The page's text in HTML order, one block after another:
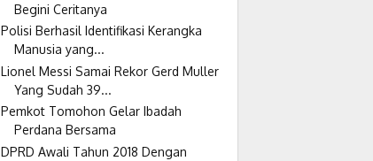
Begini Ceritanya
Polisi Berhasil Identifikasi Kerangka
Manusia yang...
Lionel Messi Samai Rekor Gerd Muller
Yang Sudah 39...
Pemkot Tomohon Gelar Ibadah
Perdana Bersama
DPRD Awali Tahun 2018 Dengan